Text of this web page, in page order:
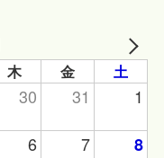
木 金 土
30 31 1
6 7
8